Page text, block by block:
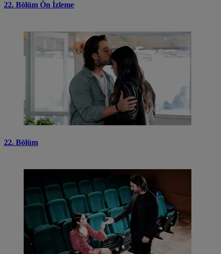
22. Bölüm Ön İzleme
22. Bölüm